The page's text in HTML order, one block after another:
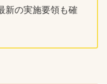
新の実施要領も確